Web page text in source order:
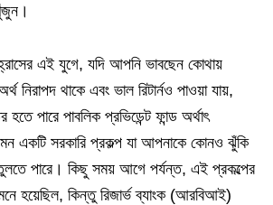
এই যুগে, যদি আপনি ভাবছেন কোথায়
নিরাপদ থাকে এবং ভাল রিটার্নও পাওয়া যায়,
পারে পাবলিক প্রভিডেন্ট ফান্ড অর্থাৎ
একটি সরকারি প্রকল্প যা আপনাকে কোনও ঝুঁকি
পারে। কিছু সময় আগে পর্যন্ত, এই প্রকল্পের
হয়েছিল, কিন্তু রিজার্ভ ব্যাংক (আরবিআই)